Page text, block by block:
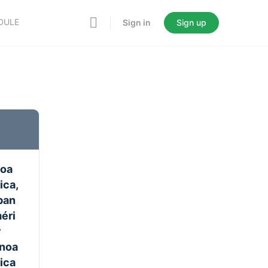
Sign in Sign up